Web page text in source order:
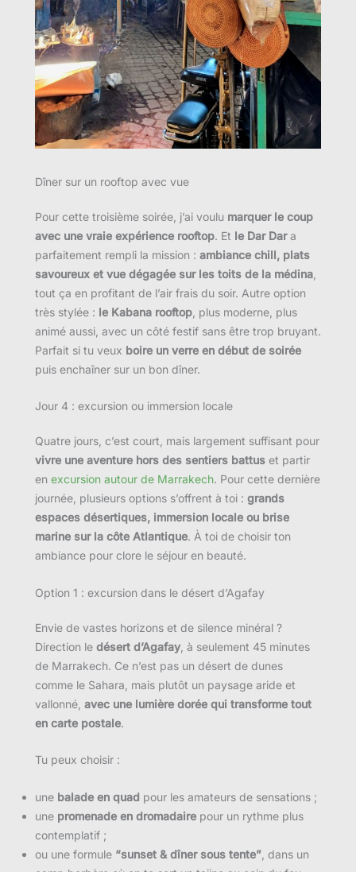
Dîner sur un rooftop avec vue
Pour cette troisième soirée, j’ai voulu marquer le coup
avec une vraie expérience rooftop. Et le Dar Dara
parfaitement rempli la mission : ambiance chill, plats
savoureux et vue dégagée sur les toits de la médina
tout ça en profitant de l’air frais du soir. Autre option
très stylée : le Kabana rooftop , plus moderne, plus
animé aussi, avec un côté festif sans être trop bruyant.
Parfait si tu veux boire un verre en début de soirée
puis enchaîner sur un bon dîner.
Jour 4 : excursion ou immersion locale
Quatre jours, c’est court, mais largement suffisant pour
vivre une aventure hors des sentiers battus et partir
en excursion autour de Marrakech. Pour cette dernière
journée, plusieurs options s’offrent à toi : grands
espaces désertiques, immersion locale ou brise
marine sur la côte Atlantique. À toi de choisir ton
ambiance pour clore le séjour en beauté.
Option 1 : excursion dans le désert d’Agafay
Envie de vastes horizons et de silence minéral ?
Direction le désert d’Agafay , à seulement 45 minutes
de Marrakech. Ce n’est pas un désert de dunes
comme le Sahara, mais plutôt un paysage aride et
vallonné, avec une lumière dorée qui transforme tout
en carte postale.
Tu peux choisir :
une balade en quad pour les amateurs de sensations ;
une promenade en dromadaire pour un rythme plus
contemplatif ;
ou une formule “sunset & dîner sous tente” , dans un